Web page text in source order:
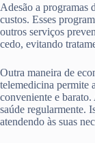
Adesão a programas
custos. Esses
outros serviços
cedo, evitando
Outra maneira de
telemedicina permite
conveniente e
saúde regularmente.
atendendo às suas